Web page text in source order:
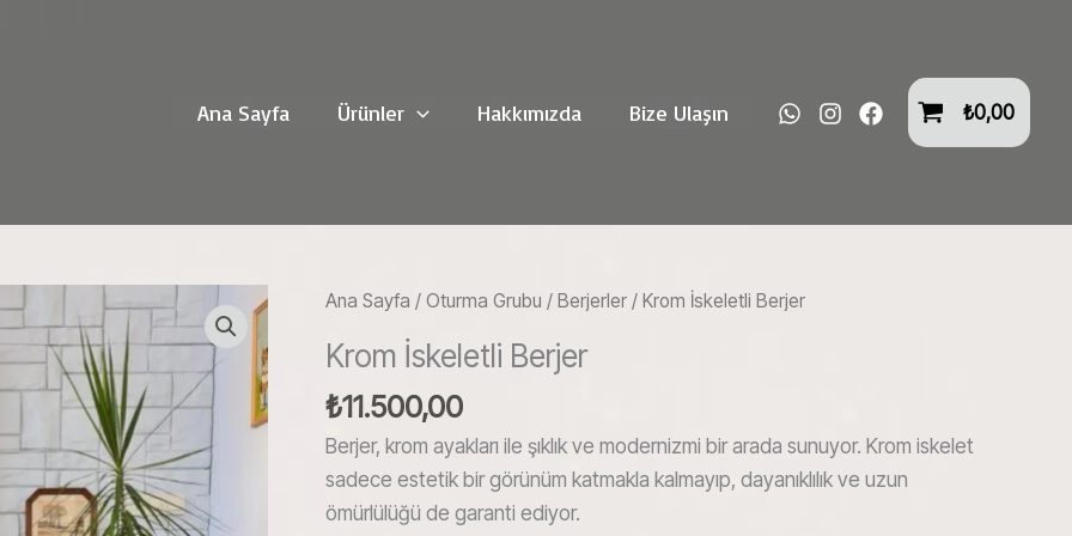
Ana Sayfa Ürünler Hakkımızda Bize Ulaşın ₺0,00
Ana Sayfa /Oturma Grubu /Berjerler / Krom İskeletli Berjer
Krom İskeletli Berjer
₺11.500,00
Berjer, krom ayakları ile şıklık ve modernizmi bir arada sunuyor. Krom iskelet
sadece estetik bir görünüm katmakla kalmayıp, dayanıklılık ve uzun
ömürlülüğü de garanti ediyor.